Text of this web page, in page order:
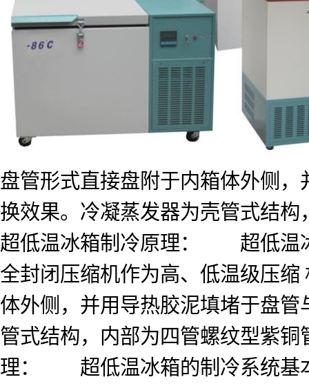
盘管形式直接盘附于内箱体外侧
换效果。冷凝蒸发器为壳管式结
超低温冰箱制冷原理： 超低温
全封闭压缩机作为高、低温级压
体外侧，并用导热胶泥填堵于盘
管式结构，内部为四管螺纹型紫
理： 超低温冰箱的制冷系统基